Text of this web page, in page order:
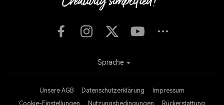
Unsere AGB Datenschutzerklärung
Impressum
Sprache